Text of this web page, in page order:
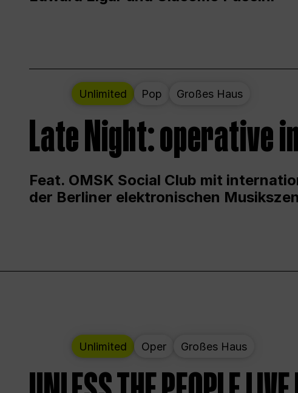
Unlimited Pop Großes Haus
Late Night: operative
Feat. OMSK Social Club mit
der Berliner elektronischen
Unlimited Oper Großes Haus